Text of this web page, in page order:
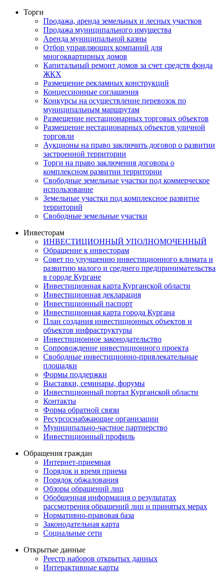
Торги
Продажа, аренда земельных и лесных участков
Продажа муниципального имущества
Аренда муниципальной казны
Отбор управляющих компаний для
многоквартирных домов
Капитальный ремонт домов за счет средств фонда
ЖКХ
Размещение рекламных конструкций
Концессионные соглашения
Конкурсы на осуществление перевозок по
муниципальным маршрутам
Размещение нестационарных торговых объектов
Размещение нестационарных объектов уличной
торговли
Аукционы на право заключить договор о развитии
застроенной территории
Торги на право заключения договора о
комплексном развитии территории
Свободные земельные участки под коммерческое
использование
Земельные участки под комплексное развитие
территорий
Свободные земельные участки
Инвесторам
ИНВЕСТИЦИОННЫЙ УПОЛНОМОЧЕННЫЙ
Обращение к инвесторам
Совет по улучшению инвестиционного климата и
развитию малого и среднего предпринимательства
в городе Кургане
Инвестиционная карта Курганской области
Инвестиционная декларация
Инвестиционный паспорт
Инвестиционная карта города Кургана
План создания инвестиционных объектов и
объектов инфраструктуры
Инвестиционное законодательство
Сопровождение инвестиционного проекта
Свободные инвестиционно-привлекательные
площадки
Формы поддержки
Выставки, семинары, форумы
Инвестиционный портал Курганской области
Контакты
Форма обратной связи
Ресурсоснабжающие организации
Муниципально-частное партнерство
Инвестиционный профиль
Обращения граждан
Интернет-приемная
Порядок и время приема
Порядок обжалования
Обзоры обращений лиц
Обобщенная информация о результатах
рассмотрения обращений лиц и принятых мерах
Нормативно-правовая база
Законодательная карта
Социальные сети
Открытые данные
Реестр наборов открытых данных
Интерактивные карты